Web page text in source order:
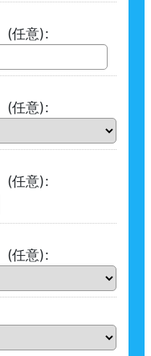
(任意):
(任意):
(任意):
(任意):